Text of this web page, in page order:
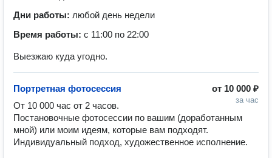
Дни работы: любой день недели
Время работы: с 11:00 по 22:00
Выезжаю куда угодно.
от 10 000 ₽
за час
Портретная фотосессия
От 10 000 час от 2 часов.
Постановочные фотосессии по вашим (доработанным
мной) или моим идеям, которые вам подходят.
Индивидуальный подход, художественное исполнение.